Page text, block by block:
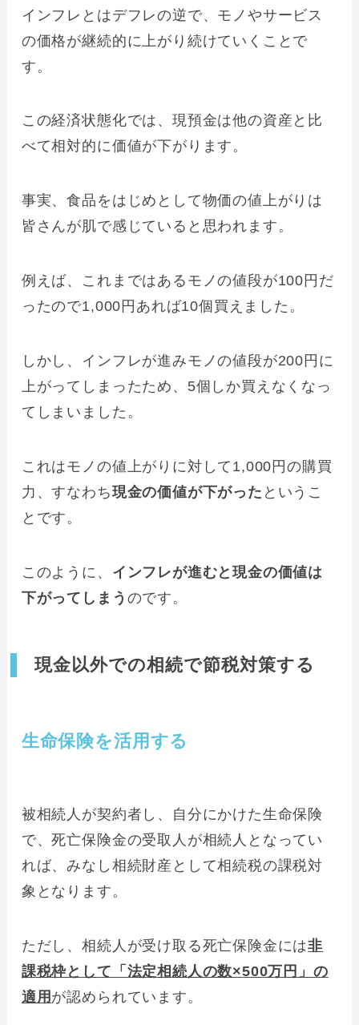
インフレとはデフレの逆で、モノやサービス
の価格が継続的に上がり続けていくことで
す。
この経済状態化では、現預金は他の資産と比
べて相対的に価値が下がります。
事実、食品をはじめとして物価の値上がりは
皆さんが肌で感じていると思われます。
例えば、これまではあるモノの値段が100円だ
ったので1,000円あれば10個買えました。
しかし、インフレが進みモノの値段が200円に
上がってしまったため、5個しか買えなくなっ
てしまいました。
これはモノの値上がりに対して1,000円の購買
力、すなわち現金の価値が下がった というこ
とです。
このように、 インフレが進むと現金の価値は
下がってしまう のです。
現金以外での相続で節税対策する
生命保険を活用する
被相続人が契約者し、自分にかけた生命保険
で、死亡保険金の受取人が相続人となってい
れば、みなし相続財産として相続税の課税対
象となります。
ただし、相続人が受け取る死亡保険金には非
課税枠として「法定相続人の数×500万円」の
適用 が認められています。